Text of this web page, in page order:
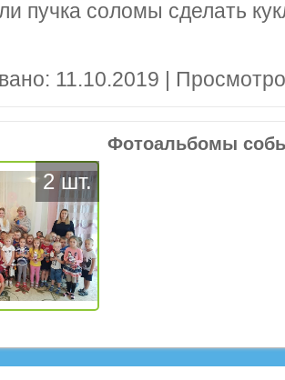
пучка соломы сделать
11.10.2019 |
Фотоальбомы
2 шт.